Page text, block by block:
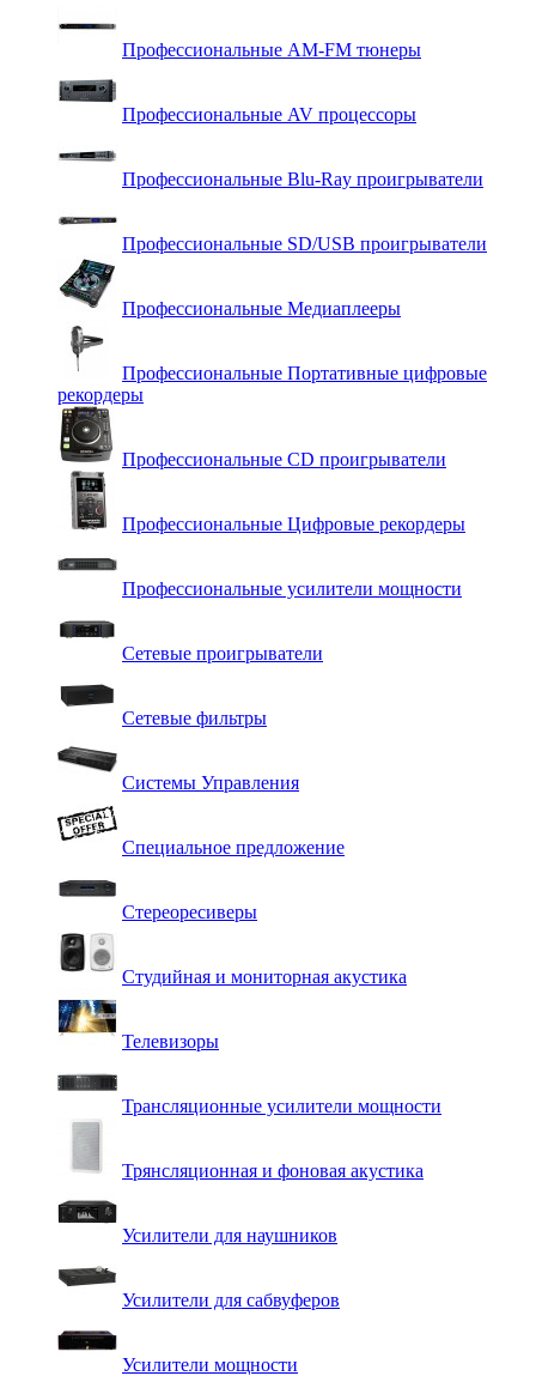
Профессиональные AM-FM тюнеры
Профессиональные AV процессоры
Профессиональные Blu-Ray проигрыватели
Профессиональные SD/USB проигрыватели
Профессиональные Медиаплееры
Профессиональные Портативные цифровые
рекордеры
Профессиональные СD проигрыватели
Профессиональные Цифровые рекордеры
Профессиональные усилители мощности
Сетевые проигрыватели
Сетевые фильтры
Системы Управления
Специальное предложение
Стереоресиверы
Студийная и мониторная акустика
Телевизоры
Трансляционные усилители мощности
Трянсляционная и фоновая акустика
Усилители для наушников
Усилители для сабвуферов
Усилители мощности